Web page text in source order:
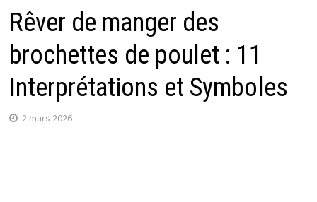
Rêver de manger des
brochettes de poulet : 11
Interprétations et Symboles
2 mars 2026